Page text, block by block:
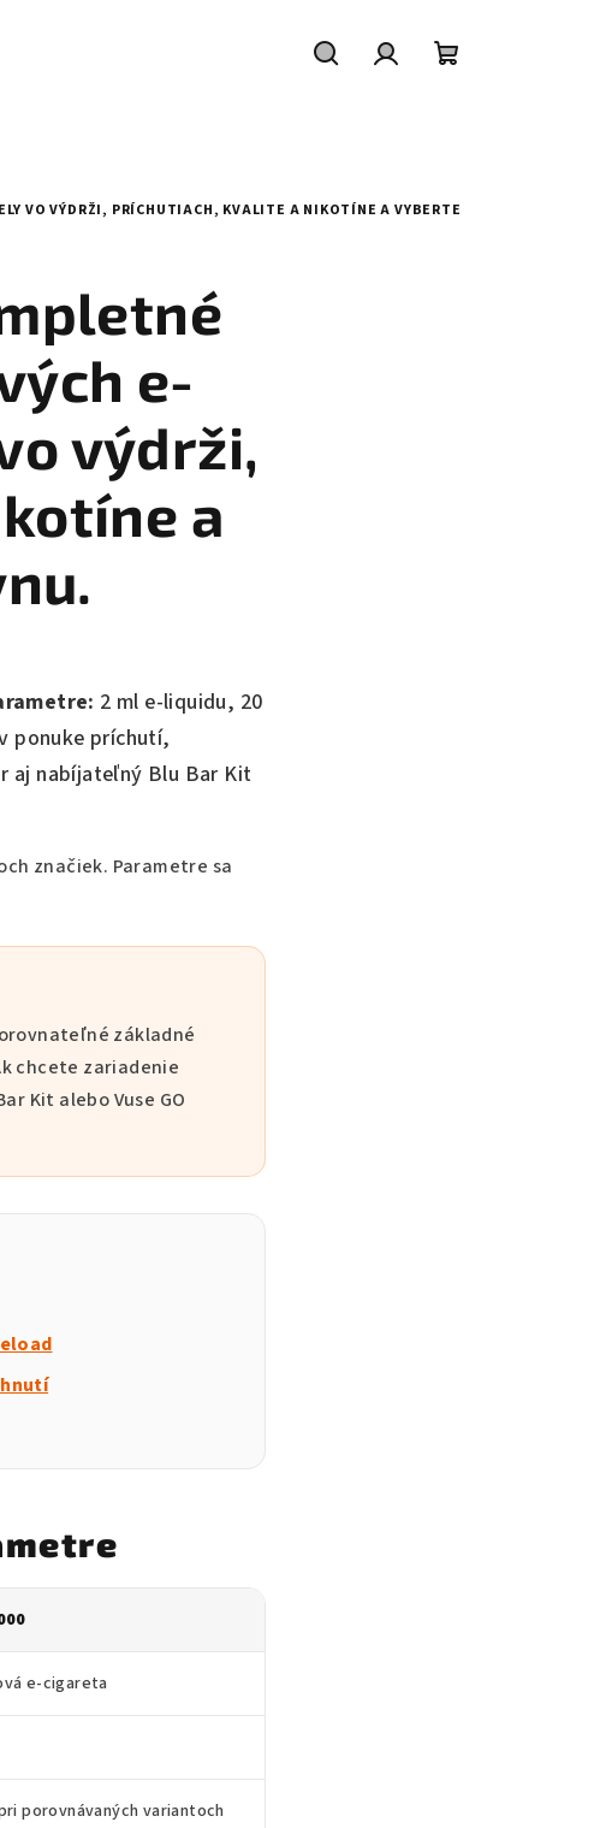
VO VÝDRŽI, PRÍCHUTIACH, KVALITE A NIKOTÍNE A VYBERTE
e-
výdrži,
a
2 ml e-liquidu, 20
ponuke príchutí,
aj nabíjateľný Blu Bar Kit
značiek. Parametre sa
základné
chcete zariadenie
Kit alebo Vuse GO
e-cigareta
porovnávaných variantoch